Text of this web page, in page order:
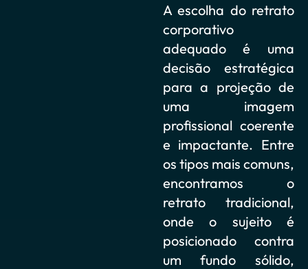
A escolha do retrato
corporativo
adequado é uma
decisão estratégica
para a projeção de
uma imagem
profissional coerente
e impactante. Entre
os tipos mais comuns,
encontramos o
retrato tradicional,
onde o sujeito é
posicionado contra
um fundo sólido,